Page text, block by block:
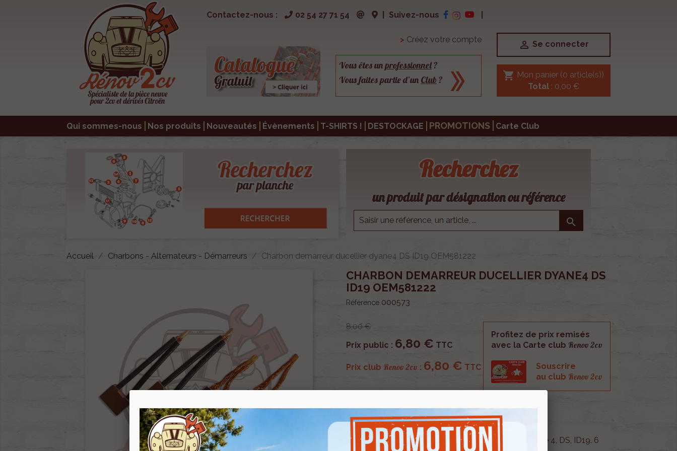
Contactez-nous : 02 54 27 71 54 Suivez-nous
> Créez votre compte
Vous êtes unprofessionnel?
Vous faites partie d’un Club ?
 Se connecter
shopping_cart Mon panier (0 article(s))
Total: 0,00 €
Qui sommes-nous Nos produits Nouveautés Évènements T-SHIRTS ! DESTOCKAGE PROMOTIONS Carte Club
Recherchez
un produit par désignation ou référence

Accueil Charbons - Alternateurs - Démarreurs Charbon demarreur ducellier dyane4 DS ID19 OEM581222
CHARBON DEMARREUR DUCELLIER DYANE4 DS
ID19 OEM581222
Référence 000573
8,00 €
Prix public : 6,80 € TTC
Prix club Renov 2cv : 6,80 € TTC
Profitez de prix remisés
avec la Carte club Renov 2cv
Souscrire
au club Renov 2cv
Jeu de charbon pour démarreur Ducellier pour dyane 4, DS, ID19. 6